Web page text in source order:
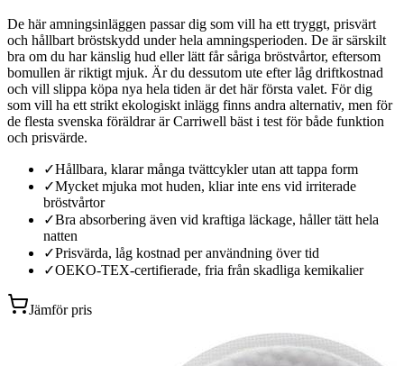
De här amningsinläggen passar dig som vill ha ett tryggt, prisvärt
och hållbart bröstskydd under hela amningsperioden. De är särskilt
bra om du har känslig hud eller lätt får såriga bröstvårtor, eftersom
bomullen är riktigt mjuk. Är du dessutom ute efter låg driftkostnad
och vill slippa köpa nya hela tiden är det här första valet. För dig
som vill ha ett strikt ekologiskt inlägg finns andra alternativ, men för
de flesta svenska föräldrar är Carriwell bäst i test för både funktion
och prisvärde.
✓Hållbara, klarar många tvättcykler utan att tappa form
✓Mycket mjuka mot huden, kliar inte ens vid irriterade
bröstvårtor
✓Bra absorbering även vid kraftiga läckage, håller tätt hela
natten
✓Prisvärda, låg kostnad per användning över tid
✓OEKO-TEX-certifierade, fria från skadliga kemikalier
Jämför pris